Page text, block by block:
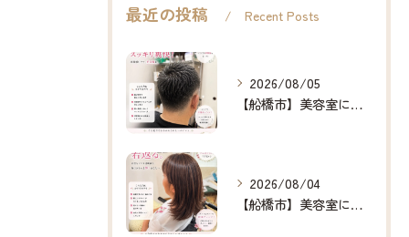
最近の投稿 Recent Posts
2026/08/05
【船橋市】美容室に行けない…をなくしたい✂️✨
2026/08/04
【船橋市】美容室に行けない…をなくしたい✂️✨